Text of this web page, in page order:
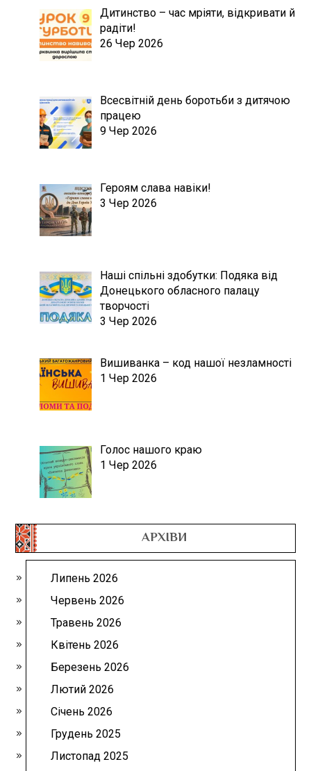
Дитинство – час мріяти, відкривати й
радіти!
26 Чер 2026
Всесвітній день боротьби з дитячою
працею
9 Чер 2026
Героям слава навіки!
3 Чер 2026
Наші спільні здобутки: Подяка від
Донецького обласного палацу
творчості
3 Чер 2026
Вишиванка – код нашої незламності
1 Чер 2026
Голос нашого краю
1 Чер 2026
АРХІВИ
Липень 2026
Червень 2026
Травень 2026
Квітень 2026
Березень 2026
Лютий 2026
Січень 2026
Грудень 2025
Листопад 2025